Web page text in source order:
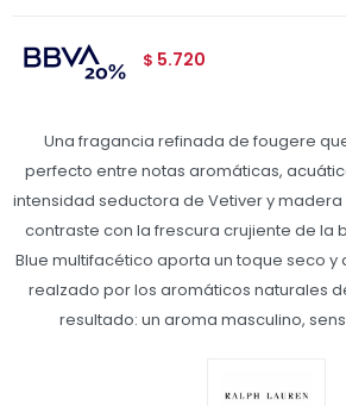
$ 5.720
Una fragancia refinada de fougere
perfecto entre notas aromáticas,
intensidad seductora de Vetiver y
contraste con la frescura crujiente de la
Blue multifacético aporta un toque seco
realzado por los aromáticos naturales
resultado: un aroma masculino,